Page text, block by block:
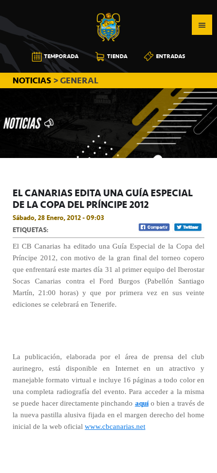
a
la
navegación
principal
al
contenido
principal
a
la
barra
lateral
principal
CB
CANARIAS
TEMPORADA TIENDA ENTRADAS
NOTICIAS > GENERAL
EL CANARIAS EDITA UNA GUÍA ESPECIAL
DE LA COPA DEL PRÍNCIPE 2012
Sábado, 28 Enero, 2012 - 09:03
ETIQUETAS:
El CB Canarias ha editado una Guía Especial de la Copa del
Príncipe 2012, con motivo de la gran final del torneo copero
que enfrentará este martes día 31 al primer equipo del Iberostar
Socas Canarias contra el Ford Burgos (Pabellón Santiago
Martín, 21:00 horas) y que por primera vez en sus veinte
ediciones se celebrará en Tenerife.
La publicación, elaborada por el área de prensa del club
aurinegro, está disponible en Internet en un atractivo y
manejable formato virtual e incluye 16 páginas a todo color en
una completa radiografía del evento. Para acceder a la misma
se puede hacer directamente pinchando aquí o bien a través de
la nueva pastilla alusiva fijada en el margen derecho del home
inicial de la web oficial www.cbcanarias.net